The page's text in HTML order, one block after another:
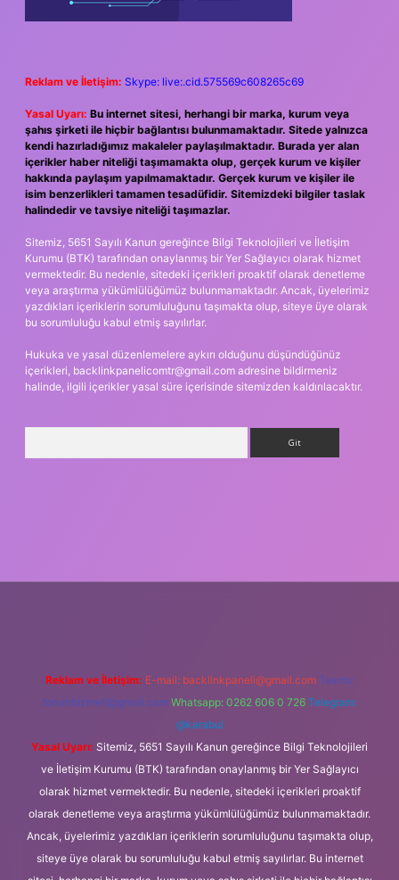
Reklam ve İletişim: Skype: live:.cid.575569c608265c69
Yasal Uyarı: Bu internet sitesi, herhangi bir marka, kurum veya
şahıs şirketi ile hiçbir bağlantısı bulunmamaktadır. Sitede yalnızca
kendi hazırladığımız makaleler paylaşılmaktadır. Burada yer alan
içerikler haber niteliği taşımamakta olup, gerçek kurum ve kişiler
hakkında paylaşım yapılmamaktadır. Gerçek kurum ve kişiler ile
isim benzerlikleri tamamen tesadüfidir. Sitemizdeki bilgiler taslak
halindedir ve tavsiye niteliği taşımazlar.
Sitemiz, 5651 Sayılı Kanun gereğince Bilgi Teknolojileri ve İletişim
Kurumu (BTK) tarafından onaylanmış bir Yer Sağlayıcı olarak hizmet
vermektedir. Bu nedenle, sitedeki içerikleri proaktif olarak denetleme
veya araştırma yükümlülüğümüz bulunmamaktadır. Ancak, üyelerimiz
yazdıkları içeriklerin sorumluluğunu taşımakta olup, siteye üye olarak
bu sorumluluğu kabul etmiş sayılırlar.
Hukuka ve yasal düzenlemelere aykırı olduğunu düşündüğünüz
içerikleri, backlinkpanelicomtr@gmail.com adresine bildirmeniz
halinde, ilgili içerikler yasal süre içerisinde sitemizden kaldırılacaktır.
Reklam ve İletişim: E-mail: backlinkpaneli@gmail.com Teams:
forumhizmeti@gmail.com Whatsapp: 0262 606 0 726 Telegram:
@karabul
Yasal Uyarı: Sitemiz, 5651 Sayılı Kanun gereğince Bilgi Teknolojileri
ve İletişim Kurumu (BTK) tarafından onaylanmış bir Yer Sağlayıcı
olarak hizmet vermektedir. Bu nedenle, sitedeki içerikleri proaktif
olarak denetleme veya araştırma yükümlülüğümüz bulunmamaktadır.
Ancak, üyelerimiz yazdıkları içeriklerin sorumluluğunu taşımakta olup,
siteye üye olarak bu sorumluluğu kabul etmiş sayılırlar. Bu internet